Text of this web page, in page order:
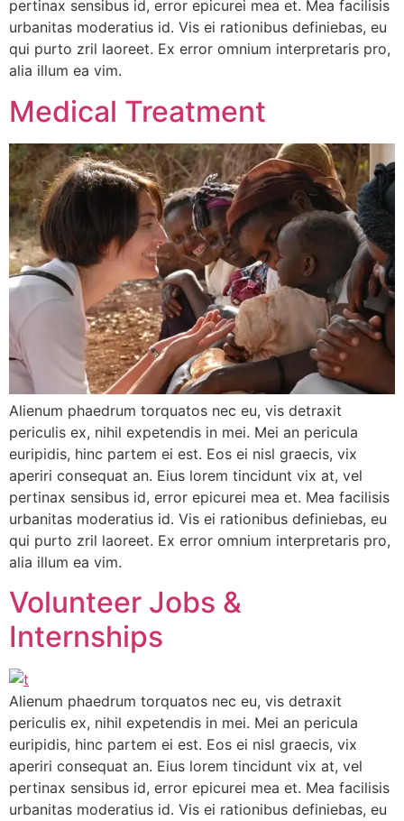
pertinax sensibus id, error epicurei mea et. Mea facilisis
urbanitas moderatius id. Vis ei rationibus definiebas, eu
qui purto zril laoreet. Ex error omnium interpretaris pro,
alia illum ea vim.
Medical Treatment
Alienum phaedrum torquatos nec eu, vis detraxit
periculis ex, nihil expetendis in mei. Mei an pericula
euripidis, hinc partem ei est. Eos ei nisl graecis, vix
aperiri consequat an. Eius lorem tincidunt vix at, vel
pertinax sensibus id, error epicurei mea et. Mea facilisis
urbanitas moderatius id. Vis ei rationibus definiebas, eu
qui purto zril laoreet. Ex error omnium interpretaris pro,
alia illum ea vim.
Volunteer Jobs &
Internships
Alienum phaedrum torquatos nec eu, vis detraxit
periculis ex, nihil expetendis in mei. Mei an pericula
euripidis, hinc partem ei est. Eos ei nisl graecis, vix
aperiri consequat an. Eius lorem tincidunt vix at, vel
pertinax sensibus id, error epicurei mea et. Mea facilisis
urbanitas moderatius id. Vis ei rationibus definiebas, eu